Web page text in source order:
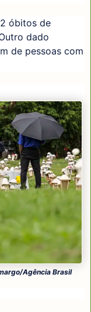
óbitos de
dado
de pessoas com
Agência Brasil